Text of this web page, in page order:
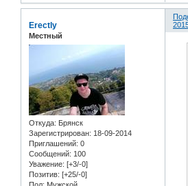
Erectly
Местный
Откуда: Брянск
Зарегистрирован: 18-09-2014
Приглашений: 0
Сообщений: 100
Уважение: [+3/-0]
Позитив: [+25/-0]
Пол: Мужской